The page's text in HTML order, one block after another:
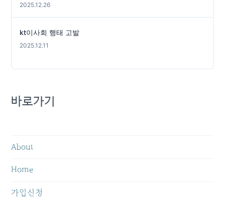
2025.12.26
kt이사회 행태 고발
2025.12.11
바로가기
About
Home
가입신청